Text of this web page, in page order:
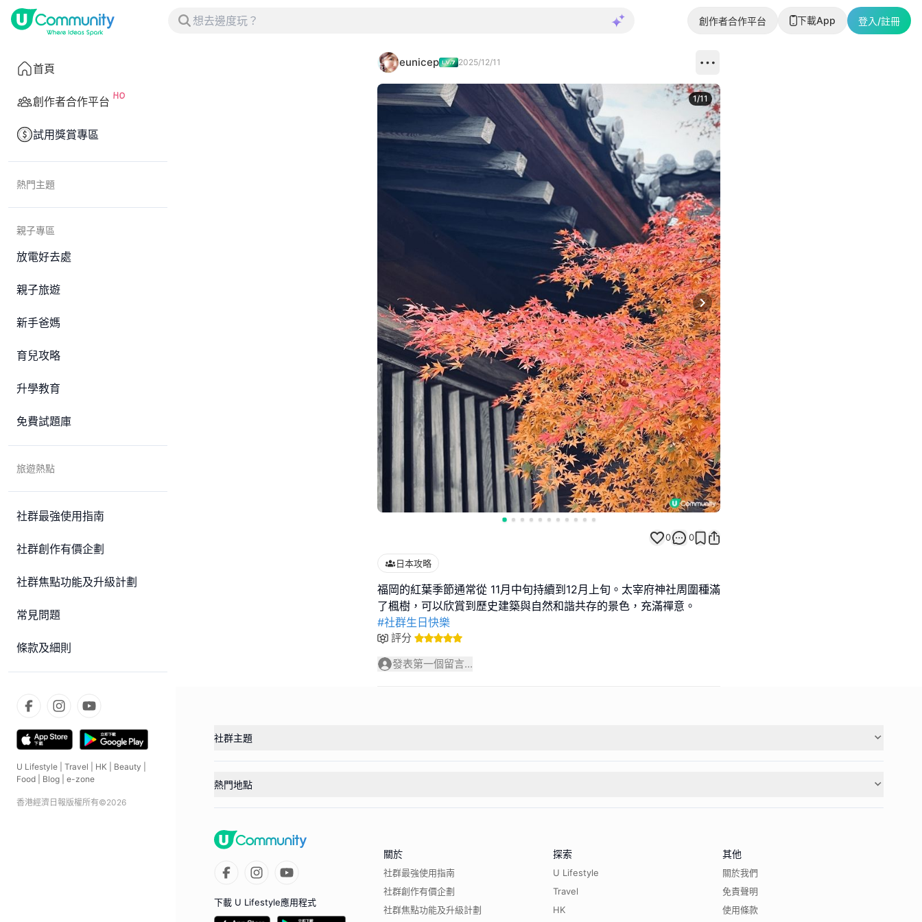
創作者合作平台 下載App 登入/註冊
首頁
創作者合作平台
試用獎賞專區
熱門主題
親子專區
放電好去處
親子旅遊
新手爸媽
育兒攻略
升學教育
免費試題庫
旅遊熱點
社群最強使用指南
社群創作有價企劃
社群焦點功能及升級計劃
常見問題
條款及細則
U Lifestyle Travel HK Beauty
Food
Blog e-zone
香港經濟日報版權所有©2026
eunicep 2025/12/11
Next slide
1/11
0 0
日本攻略
福岡的紅葉季節通常從 11月中旬持續到12月上旬。太宰府神社周圍種滿
#社群生日快樂
評分
發表第一個留言...
社群主題
熱門地點
下載 U Lifestyle應用程式
關於
社群最強使用指南
社群創作有價企劃
社群焦點功能及升級計劃
探索
U Lifestyle
Travel
HK
其他
關於我們
免責聲明
使用條款